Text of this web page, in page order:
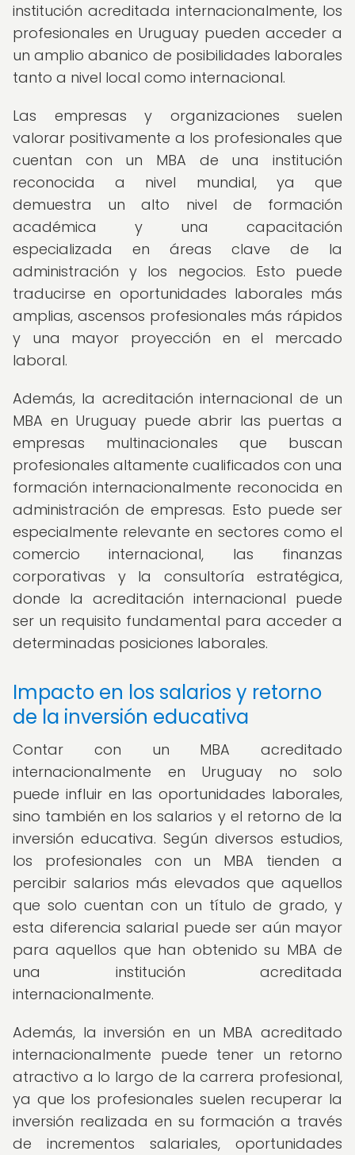
institución acreditada internacionalmente, los
profesionales en Uruguay pueden acceder a
un amplio abanico de posibilidades laborales
tanto a nivel local como internacional.
Las empresas y organizaciones suelen
valorar positivamente a los profesionales que
cuentan con un MBA de una institución
reconocida a nivel mundial, ya que
demuestra un alto nivel de formación
académica y una capacitación
especializada en áreas clave de la
administración y los negocios. Esto puede
traducirse en oportunidades laborales más
amplias, ascensos profesionales más rápidos
y una mayor proyección en el mercado
laboral.
Además, la acreditación internacional de un
MBA en Uruguay puede abrir las puertas a
empresas multinacionales que buscan
profesionales altamente cualificados con una
formación internacionalmente reconocida en
administración de empresas. Esto puede ser
especialmente relevante en sectores como el
comercio internacional, las finanzas
corporativas y la consultoría estratégica,
donde la acreditación internacional puede
ser un requisito fundamental para acceder a
determinadas posiciones laborales.
Impacto en los salarios y retorno
de la inversión educativa
Contar con un MBA acreditado
internacionalmente en Uruguay no solo
puede influir en las oportunidades laborales,
sino también en los salarios y el retorno de la
inversión educativa. Según diversos estudios,
los profesionales con un MBA tienden a
percibir salarios más elevados que aquellos
que solo cuentan con un título de grado, y
esta diferencia salarial puede ser aún mayor
para aquellos que han obtenido su MBA de
una institución acreditada
internacionalmente.
Además, la inversión en un MBA acreditado
internacionalmente puede tener un retorno
atractivo a lo largo de la carrera profesional,
ya que los profesionales suelen recuperar la
inversión realizada en su formación a través
de incrementos salariales, oportunidades